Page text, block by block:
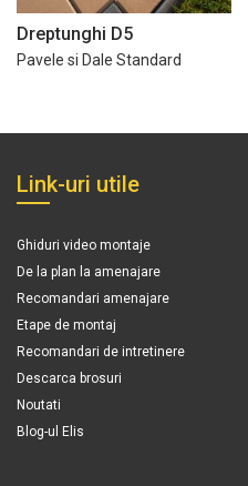
Dreptunghi D5
Pavele si Dale Standard
Link-uri utile
Ghiduri video montaje
De la plan la amenajare
Recomandari amenajare
Etape de montaj
Recomandari de intretinere
Descarca brosuri
Noutati
Blog-ul Elis